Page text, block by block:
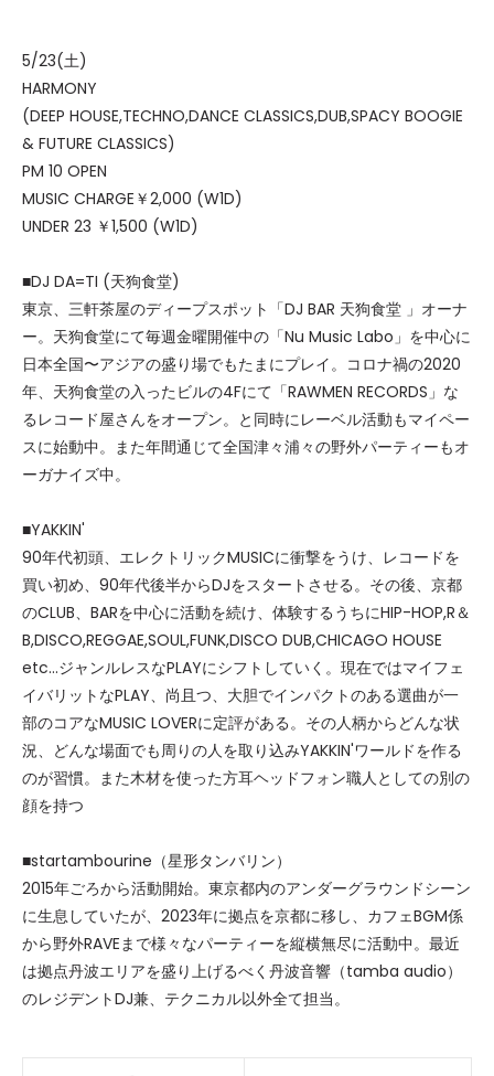
5/23(土)
HARMONY
(DEEP HOUSE,TECHNO,DANCE CLASSICS,DUB,SPACY BOOGIE
& FUTURE CLASSICS)
PM 10 OPEN
MUSIC CHARGE￥2,000 (W1D)
UNDER 23 ￥1,500 (W1D)
■DJ DA=TI (天狗食堂)
東京、三軒茶屋のディープスポット「DJ BAR 天狗食堂 」オーナ
ー。天狗食堂にて毎週金曜開催中の「Nu Music Labo」を中心に
日本全国〜アジアの盛り場でもたまにプレイ。コロナ禍の2020
年、天狗食堂の入ったビルの4Fにて「RAWMEN RECORDS」な
るレコード屋さんをオープン。と同時にレーベル活動もマイペー
スに始動中。また年間通じて全国津々浦々の野外パーティーもオ
ーガナイズ中。
■YAKKIN'
90年代初頭、エレクトリックMUSICに衝撃をうけ、レコードを
買い初め、90年代後半からDJをスタートさせる。その後、京都
のCLUB、BARを中心に活動を続け、体験するうちにHIP-HOP,R＆
B,DISCO,REGGAE,SOUL,FUNK,DISCO DUB,CHICAGO HOUSE
etc…ジャンルレスなPLAYにシフトしていく。現在ではマイフェ
イバリットなPLAY、尚且つ、大胆でインパクトのある選曲が一
部のコアなMUSIC LOVERに定評がある。その人柄からどんな状
況、どんな場面でも周りの人を取り込みYAKKIN'ワールドを作る
のが習慣。また木材を使った方耳ヘッドフォン職人としての別の
顔を持つ
■startambourine（星形タンバリン）
2015年ごろから活動開始。東京都内のアンダーグラウンドシーン
に生息していたが、2023年に拠点を京都に移し、カフェBGM係
から野外RAVEまで様々なパーティーを縦横無尽に活動中。最近
は拠点丹波エリアを盛り上げるべく丹波音響（tamba audio）
のレジデントDJ兼、テクニカル以外全て担当。